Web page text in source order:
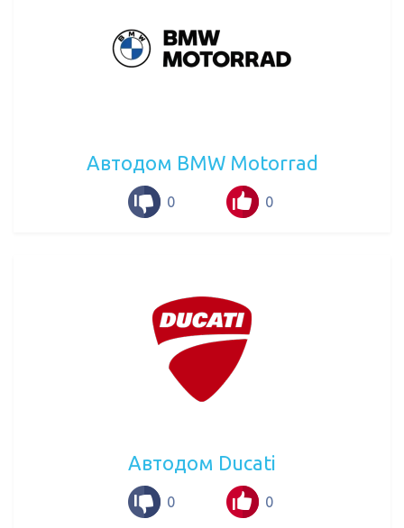
Автодом BMW Motorrad
0 0
Автодом Ducati
0 0